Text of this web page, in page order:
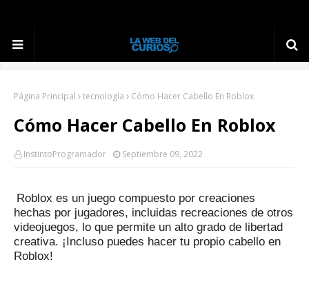
Página Principal tecnología Cómo Hacer Cabello En Roblox
Cómo Hacer Cabello En Roblox
InstintoProgramador Septiembre 09, 2022
Roblox es un juego compuesto por creaciones
hechas por jugadores, incluidas recreaciones de otros
videojuegos, lo que permite un alto grado de libertad
creativa. ¡Incluso puedes hacer tu propio cabello en
Roblox!